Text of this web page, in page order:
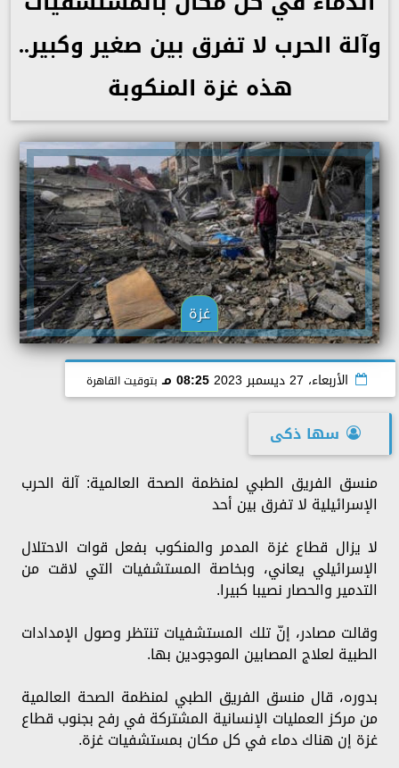
وآلة الحرب لا تفرق بين صغير وكبير..
هذه غزة المنكوبة
غزة
الأربعاء، 27 ديسمبر 2023 08:25 مـ بتوقيت القاهرة
سها ذكى
منسق الفريق الطبي لمنظمة الصحة العالمية: آلة الحرب
الإسرائيلية لا تفرق بين أحد
لا يزال قطاع غزة المدمر والمنكوب بفعل قوات الاحتلال
الإسرائيلي يعاني، وبخاصة المستشفيات التي لاقت من
التدمير والحصار نصيبا كبيرا.
وقالت مصادر، إنّ تلك المستشفيات تنتظر وصول الإمدادات
الطبية لعلاج المصابين الموجودين بها.
بدوره، قال منسق الفريق الطبي لمنظمة الصحة العالمية
من مركز العمليات الإنسانية المشتركة في رفح بجنوب قطاع
غزة إن هناك دماء في كل مكان بمستشفيات غزة.